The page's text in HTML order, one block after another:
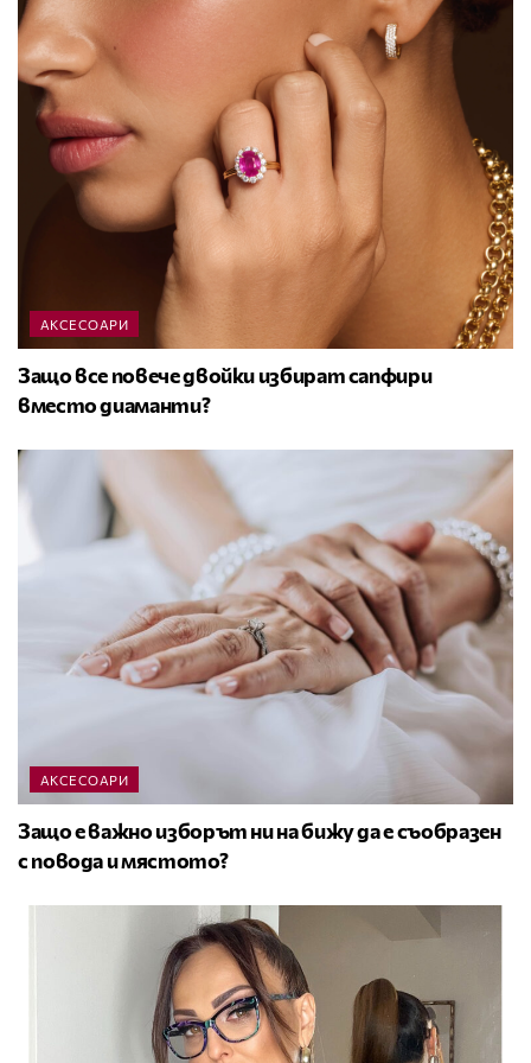
АКСЕСОАРИ
Защо все повече двойки избират сапфири
вместо диаманти?
АКСЕСОАРИ
Защо е важно изборът ни на бижу да е съобразен
с повода и мястото?